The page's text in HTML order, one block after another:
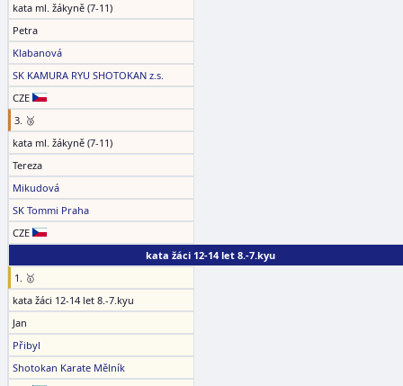
kata ml. žákyně (7-11)
Petra
Klabanová
SK KAMURA RYU SHOTOKAN z.s.
CZE
3. 🥉
kata ml. žákyně (7-11)
Tereza
Mikudová
SK Tommi Praha
CZE
kata žáci 12-14 let 8.-7.kyu
1. 🥇
kata žáci 12-14 let 8.-7.kyu
Jan
Přibyl
Shotokan Karate Mělník